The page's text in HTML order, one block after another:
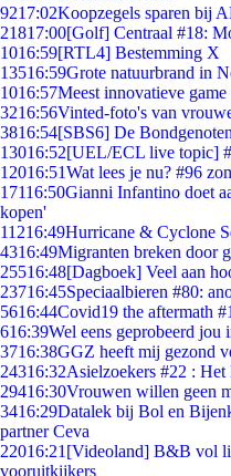
9217:02Koopzegels sparen bij
21817:00[Golf] Centraal #18:
1016:59[RTL4] Bestemming X
13516:59Grote natuurbrand in
1016:57Meest innovatieve game
3216:56Vinted-foto's van
3816:54[SBS6] De
13016:52[UEL/ECL live
12016:51Wat lees je nu? #96
17116:50Gianni Infantino doet
kopen'
11216:49Hurricane & Cyclone
4316:49Migranten breken door
25516:48[Dagboek] Veel aan
23716:45Speciaalbieren #80:
5616:44Covid19 the aftermath
616:39Wel eens geprobeerd jou
3716:38GGZ heeft mij gezond
24316:32Asielzoekers #22 : Het
29416:30Vrouwen willen geen
3416:29Datalek bij Bol en
partner Ceva
22016:21 [Videoland] B&B vol
vooruitkijkers